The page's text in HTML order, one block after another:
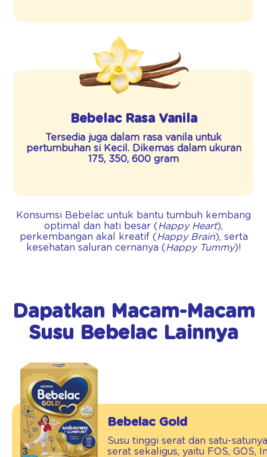
Bebelac Rasa Vanila
Tersedia juga dalam rasa vanila untuk
pertumbuhan si Kecil. Dikemas dalam ukuran
175, 350, 600 gram
Konsumsi Bebelac untuk bantu tumbuh kembang
optimal dan hati besar ( Happy Heart),
perkembangan akal kreatif ( Happy Brain), serta
kesehatan saluran cernanya ( Happy Tummy)!
Dapatkan Macam-Macam
Susu Bebelac Lainnya
Bebelac Gold
Susu tinggi serat dan satu-
serat sekaligus, yaitu FOS, GOS,